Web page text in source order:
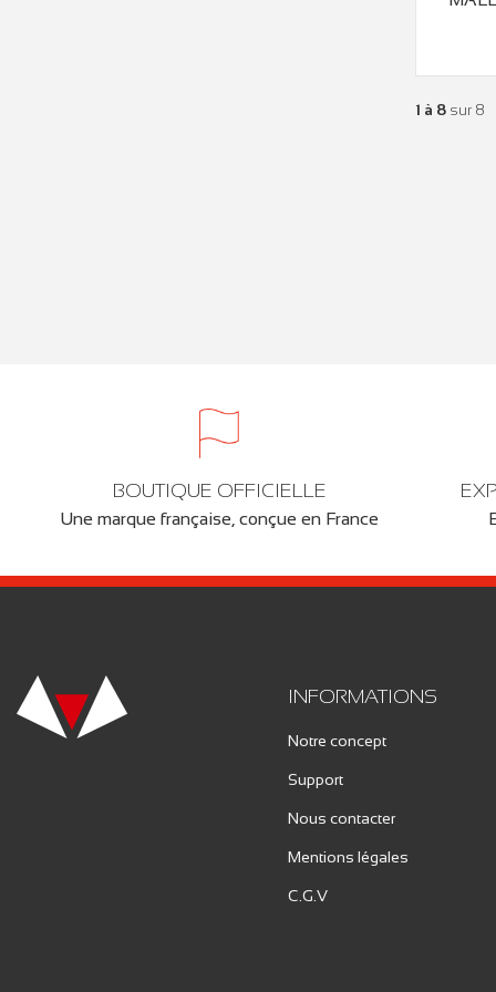
1 à 8 sur 8
BOUTIQUE OFFICIELLE
Une marque française, conçue en France
INFORMATIONS
Notre concept
Support
Nous contacter
Mentions légales
C.G.V